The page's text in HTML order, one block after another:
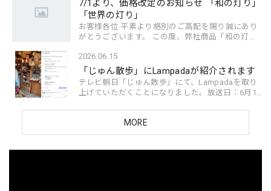
7/1より、価格改定のお知らせ 「和の灯り」
「世界の灯り」
お客様各位 平素より格別のご高配を賜り誠にあり
がとうございます。 この度、弊社商品「和の灯
受注分より価格を改定させていただきます。物価
上昇の波が...
2026.06.15
「じゅん散歩」にLampadaが紹介されます
テレビ朝日「じゅん散歩」にて、Lampadaを取り
上げていただくことになりました。放送日：6月18
にお越しくださり、店内をご覧いただきました。
スタッフも普段か...
MORE